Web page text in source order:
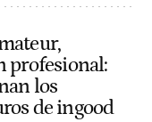
profesional:
los
de ingood